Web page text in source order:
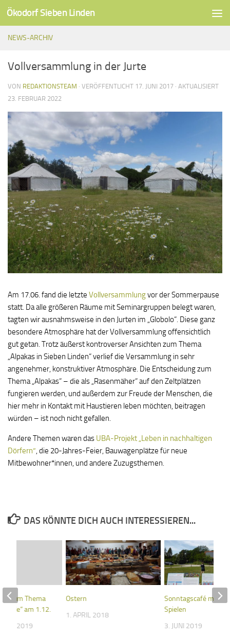
Unter dem Inhalt
Ökodorf Sieben Linden
NEWS-ARCHIV
Vollversammlung in der Jurte
VON REDAKTIONSTEAM · VERÖFFENTLICHT 17. JUNI 2017 · AKTUALISIERT
23. FEBRUAR 2022
Am 17.06. fand die letzte Vollversammlungvor der Sommerpause
statt. Da alle größeren Räume mit Seminargruppen belegt waren,
tagten wir ausnahmsweise in den Jurten im „Globolo“. Diese ganz
besondere Atmosphäre hat der Vollversammlung offensichtlich
gut getan. Trotz äußerst kontroverser Ansichten zum Thema
„Alpakas in Sieben Linden“ verlief die Versammlung in sehr
angenehmer, konstruktiver Atmosphäre. Die Entscheidung zum
Thema „Alpakas“ – die als „Rasenmäher“ auf den Zeltplätzen
fungieren werden, und außerdem zur Freude der Menschen, die
hier mehr in Kontakt mit Haustieren leben möchten, beitragen
würden – ist noch nicht gefallen.
Andere Themen waren das UBA-Projekt „Leben in nachhaltigen
Dörfern“ , die 20-Jahres-Feier, Bauwagenplätze für neue
Mitbewohner*innen, und andere Zuzugsthemen.
DAS KÖNNTE DICH AUCH INTERESSIEREN...
Ostern
1. APRIL 2018
Sonntagscafé mit
Spielen
3. JUNI 2019
zum Thema
am 1.12.
2019